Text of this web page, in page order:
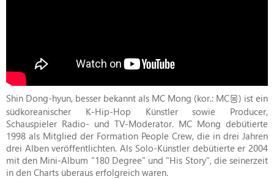
Shin Dong-hyun, besser bekannt als MC Mong (kor.: MC몽) ist ein
südkoreanischer K-Hip-Hop Künstler sowie Producer,
Schauspieler Radio- und TV-Moderator. MC Mong debütierte
1998 als Mitglied der Formation People Crew, die in drei Jahren
drei Alben veröffentlichten. Als Solo-Künstler debütierte er 2004
mit den Mini-Album "180 Degree" und "His Story", die seinerzeit
in den Charts überaus erfolgreich waren.